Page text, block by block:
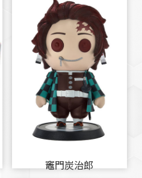
竈門炭治郎